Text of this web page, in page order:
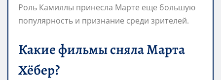
Роль Камиллы принесла Марте еще большую
популярность и признание среди зрителей.
Какие фильмы сняла Марта
Хёбер?